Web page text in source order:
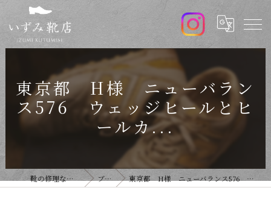
東京都 H様 ニューバラン
ス576 ウェッジヒールとヒ
ールカ...
靴の修理ならいずみ靴店 ブログ 東京都 H様 ニューバランス576 ウェッジヒールとヒールカ...